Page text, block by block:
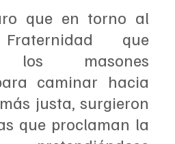
que en torno al
que
los masones
caminar hacia
justa, surgieron
que proclaman la